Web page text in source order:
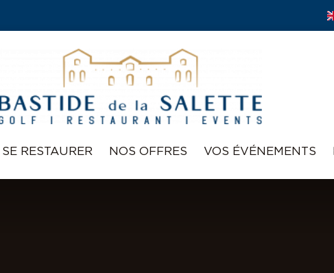
SE RESTAURER NOS OFFRES VOS ÉVÉNEMENTS